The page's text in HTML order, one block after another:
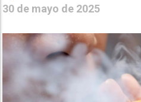
30 de mayo de 2025